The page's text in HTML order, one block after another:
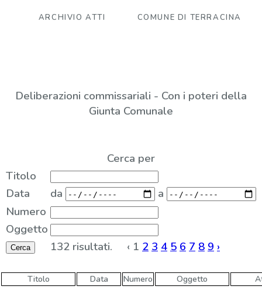
ARCHIVIO ATTI COMUNE DI TERRACINA
Deliberazioni commissariali - Con i poteri della
Giunta Comunale
Cerca per
Titolo
Data
da
a
Numero
Oggetto
132 risultati. ‹ 1 2 3 4 5 6 7 89 ›
Titolo Data Numero Oggetto